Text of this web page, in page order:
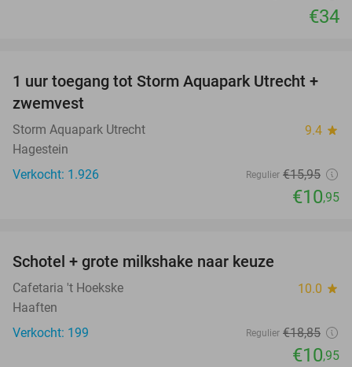
€34
31%
1 uur toegang tot Storm Aquapark Utrecht +
zwemvest
Storm Aquapark Utrecht 9.4 star
Hagestein
Verkocht: 1.926
Regulier €15,95
€10,95
Schotel + grote milkshake naar keuze
Cafetaria 't Hoekske 10.0 star
Haaften
Verkocht: 199
Regulier €18,85
€10,95